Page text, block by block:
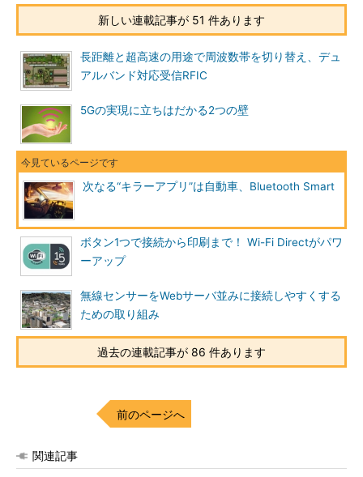
新しい連載記事が 51 件あります
長距離と超高速の用途で周波数帯を切り替え、デュ
アルバンド対応受信RFIC
5Gの実現に立ちはだかる2つの壁
次なる“キラーアプリ”は自動車、Bluetooth Smart
ボタン1つで接続から印刷まで！ Wi-Fi Directがパワ
ーアップ
無線センサーをWebサーバ並みに接続しやすくする
ための取り組み
過去の連載記事が 86 件あります
前のページへ
関連記事